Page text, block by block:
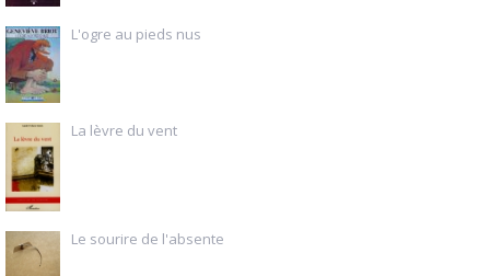
L'ogre au pieds nus
La lèvre du vent
Le sourire de l'absente